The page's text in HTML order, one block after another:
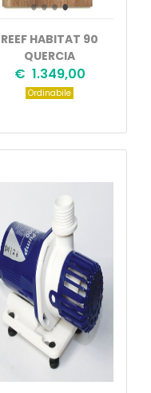
REEF HABITAT 90
QUERCIA
€ 1.349,00
Ordinabile